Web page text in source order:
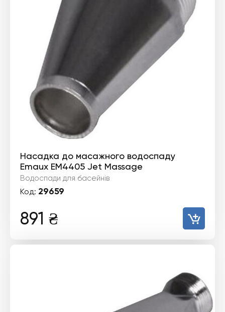
Насадка до масажного водоспаду
Emaux EM4405 Jet Massage
Водоспади для басейнів
Код: 29659
891 ₴